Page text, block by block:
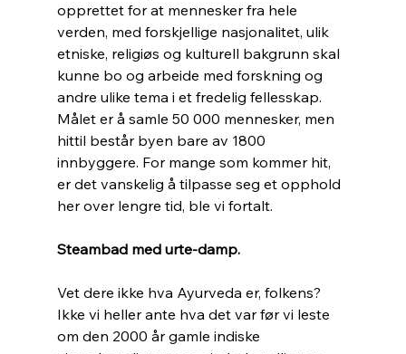
opprettet for at mennesker fra hele
verden, med forskjellige nasjonalitet, ulik
etniske, religiøs og kulturell bakgrunn skal
kunne bo og arbeide med forskning og
andre ulike tema i et fredelig fellesskap.
Målet er å samle 50 000 mennesker, men
hittil består byen bare av 1800
innbyggere. For mange som kommer hit,
er det vanskelig å tilpasse seg et opphold
her over lengre tid, ble vi fortalt.
Steambad med urte-damp.
Vet dere ikke hva Ayurveda er, folkens?
Ikke vi heller ante hva det var før vi leste
om den 2000 år gamle indiske